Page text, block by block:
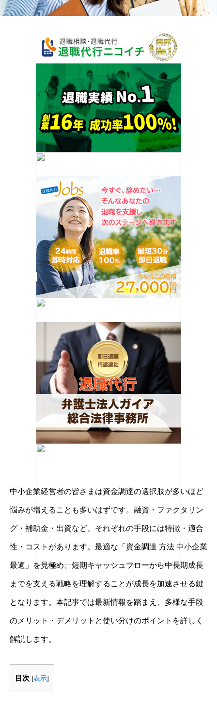
中小企業経営者の皆さまは資金調達の選択肢が多いほど
悩みが増えることも多いはずです。融資・ファクタリン
グ・補助金・出資など、それぞれの手段には特徴・適合
性・コストがあります。最適な「資金調達 方法 中小企業
最適」を見極め、短期キャッシュフローから中長期成長
までを支える戦略を理解することが成長を加速させる鍵
となります。本記事では最新情報を踏まえ、多様な手段
のメリット・デメリットと使い分けのポイントを詳しく
解説します。
目次 [表示]